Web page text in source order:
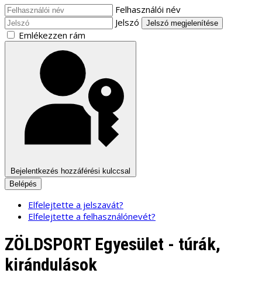
Felhasználói név
Jelszó
Jelszó megjelenítése
Emlékezzen rám
Bejelentkezés hozzáférési kulccsal
Belépés
Elfelejtette a jelszavát?
Elfelejtette a felhasználónevét?
ZÖLDSPORT Egyesület - túrák,
kirándulások